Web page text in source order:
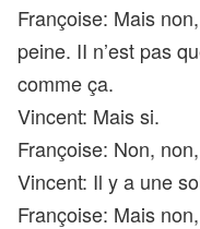
Françoise: Mais
peine. II n’est pas
comme ça.
Vincent: Mais si.
Françoise: Non,
Vincent: Il y a une
Françoise: Mais